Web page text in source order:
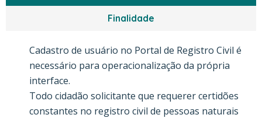
Finalidade
Cadastro de usuário no Portal de Registro Civil é
necessário para operacionalização da própria
interface.
Todo cidadão solicitante que requerer certidões
constantes no registro civil de pessoas naturais